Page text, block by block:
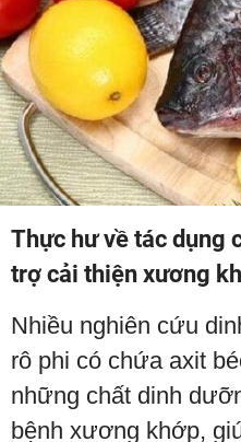
Thực hư về tác dụng
trợ cải thiện xương
Nhiều nghiên cứu
rô phi có chứa axit
những chất dinh
bệnh xương khớp,